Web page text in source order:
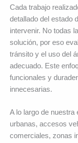
Cada trabajo
detallado del estado
intervenir. No todas
solución, por eso
tránsito y el uso del
adecuado. Este
funcionales y
innecesarias.
A lo largo de nuestra
urbanas, accesos
comerciales, zonas